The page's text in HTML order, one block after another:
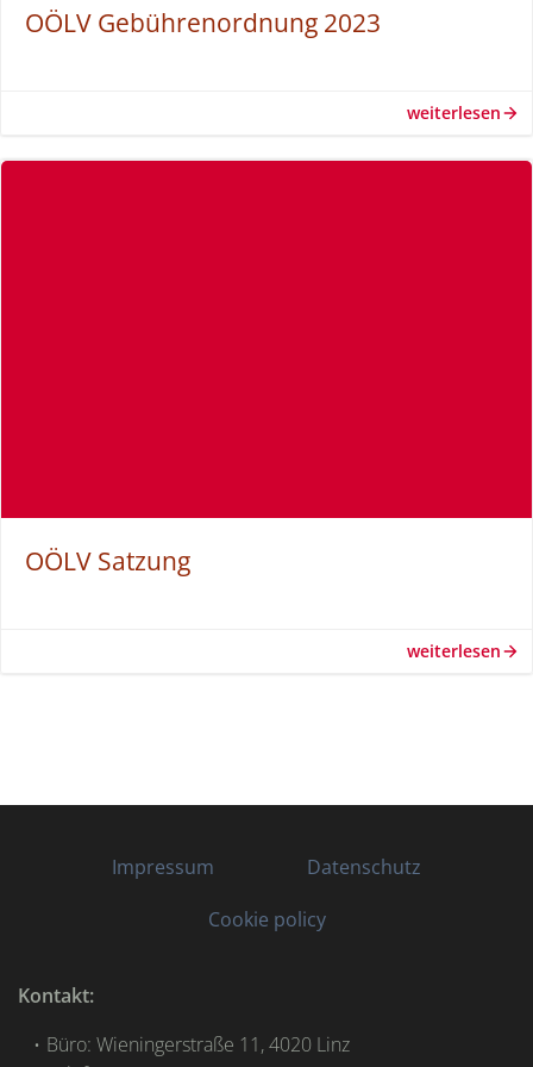
OÖLV Gebührenordnung 2023
weiterlesen
OÖLV Satzung
weiterlesen
Impressum
Datenschutz
Cookie policy
Kontakt:
Büro: Wieningerstraße 11, 4020 Linz